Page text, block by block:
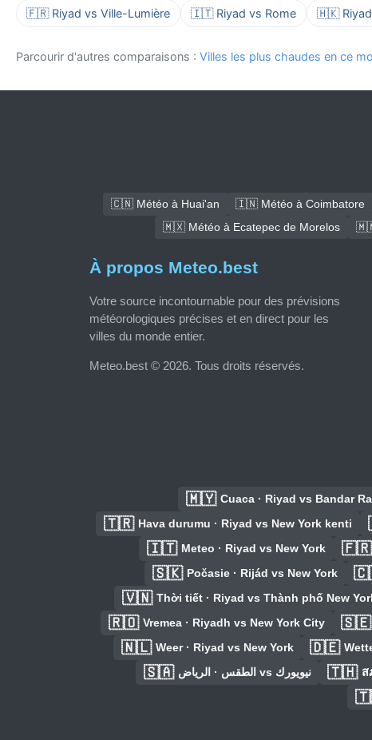
🇫🇷 Riyad vs Ville-Lumière 🇮🇹 Riyad vs Rome 🇭🇰 Riyad
Parcourir d'autres comparaisons : Villes les plus chaudes en ce
🇨🇳 Météo à Huai'an 🇮🇳 Météo à Coimbatore
🇲🇽 Météo à Ecatepec de Morelos
🇲🇲
À propos Meteo.best
Votre source incontournable pour des prévisions
météorologiques précises et en direct pour les
villes du monde entier.
Meteo.best © 2026. Tous droits réservés.
🇲🇾 Cuaca · Riyad vs Bandar
🇹🇷 Hava durumu · Riyad vs New York kenti
🇮🇹 Meteo · Riyad vs New York 🇫🇷
🇸🇰 Počasie · Rijád vs New York
🇻🇳 Thời tiết · Riyad vs Thành phố New
🇷🇴 Vremea · Riyadh vs New York City 🇸🇪
🇳🇱 Weer · Riyad vs New York 🇩🇪
🇸🇦 الطقس · الرياض vs نيويورك 🇹🇭 ส